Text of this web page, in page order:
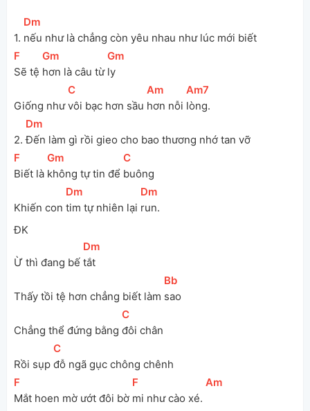
1.
[Dm
nếu như là chẳng còn yêu nhau như lúc mới biết
[F
Sẽ tệ
[
Gm
hơn là câu từ
[
Gm
ly
Giống như
[
C
vôi bạc hơn sầu
[
Am
hơn nỗi
[
Am7
lòng.
2.
[Dm
Đến làm gì rồi gieo cho bao thương nhớ tan vỡ
[F
Biết là
[
Gm
không tự tin để
[
C
buông
Khiến con
[Dm
tim tự nhiên lại
[Dm
run.
ĐK
Ừ thì đang bế
[Dm
tắt
Thấy tồi tệ hơn chẳng biết làm
[Bb
sao
Chẳng thể đứng bằng
[
C
đôi chân
Rồi sụp
[
C
đỗ ngã gục chông chênh
[F
Mắt hoen mờ ướt đôi bờ
[F
mi như cào xé.
[
Am